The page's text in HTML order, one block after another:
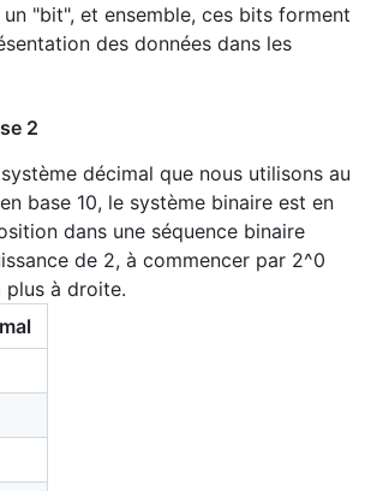
"bit", et ensemble, ces bits forment
des données dans les
2
décimal que nous utilisons au
base 10, le système binaire est en
dans une séquence binaire
de 2, à commencer par 2^0
à droite.